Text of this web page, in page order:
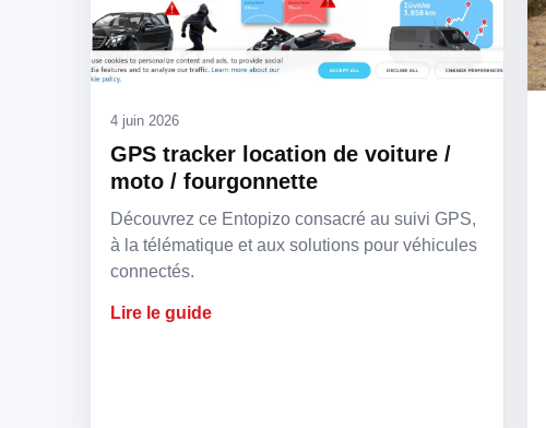
4 juin 2026
GPS tracker location de voiture /
moto / fourgonnette
Découvrez ce Entopizo consacré au suivi GPS,
à la télématique et aux solutions pour véhicules
connectés.
Lire le guide